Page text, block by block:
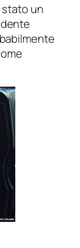
stato un